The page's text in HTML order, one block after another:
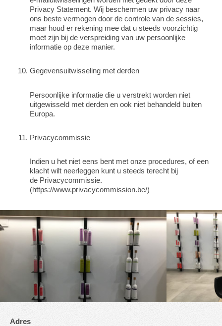
Privacy Statement. Wij beschermen uw privacy naar
ons beste vermogen door de controle van de sessies,
maar houd er rekening mee dat u steeds voorzichtig
moet zijn bij de verspreiding van uw persoonlijke
informatie op deze manier.
Gegevensuitwisseling met derden
Persoonlijke informatie die u verstrekt worden niet
uitgewisseld met derden en ook niet behandeld buiten
Europa.
Privacycommissie
Indien u het niet eens bent met onze procedures, of een
klacht wilt neerleggen kunt u steeds terecht bij
de Privacycommissie.
(https://www.privacycommission.be/)
Adres